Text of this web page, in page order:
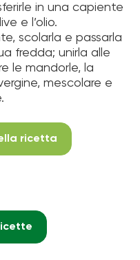
in una capiente
e l’olio.
scolarla e passarla
fredda; unirla alle
le mandorle, la
mescolare e
ricetta